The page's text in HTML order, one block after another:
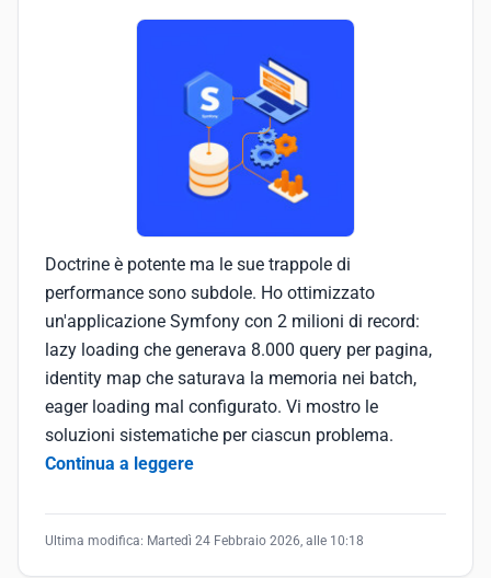
Doctrine è potente ma le sue trappole di
performance sono subdole. Ho ottimizzato
un'applicazione Symfony con 2 milioni di record:
lazy loading che generava 8.000 query per pagina,
identity map che saturava la memoria nei batch,
eager loading mal configurato. Vi mostro le
soluzioni sistematiche per ciascun problema.
Continua a leggere
Ultima modifica: Martedì 24 Febbraio 2026, alle 10:18